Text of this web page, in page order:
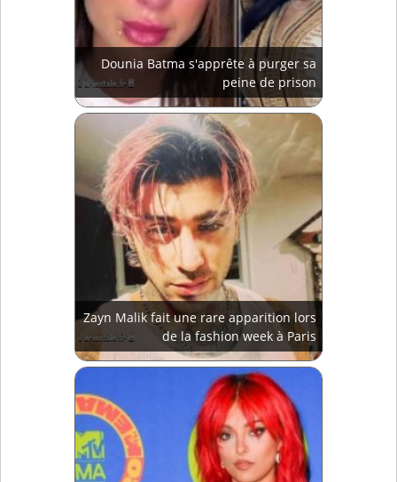
Dounia Batma s'apprête à purger sa
peine de prison
Zayn Malik fait une rare apparition lors
de la fashion week à Paris